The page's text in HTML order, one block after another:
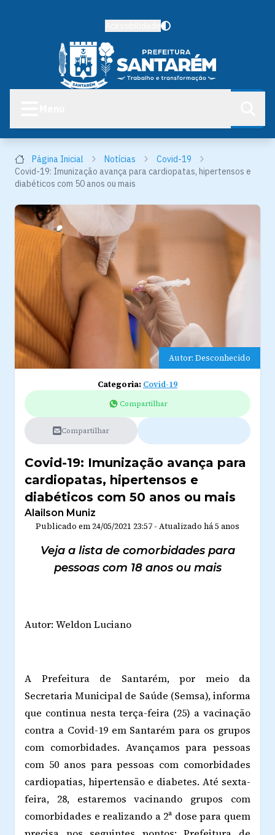
Página Inicial Notícias
Covid-19
Covid-19: Imunização avança para cardiopatas, hipertensos e
diabéticos com 50 anos ou mais
Autor: Desconhecido
Categoria: Covid-19
Compartilhar
Compartilhar
Covid-19: Imunização avança para
cardiopatas, hipertensos e
diabéticos com 50 anos ou mais
Alailson Muniz
Publicado em 24/05/2021 23:57 - Atualizado há 5 anos
Veja a lista de comorbidades para
pessoas com 18 anos ou mais
Autor: Weldon Luciano
A Prefeitura de Santarém, por meio da
Secretaria Municipal de Saúde (Semsa), informa
que continua nesta terça-feira (25) a vacinação
contra a Covid-19 em Santarém para os grupos
com comorbidades. Avançamos para pessoas
com 50 anos para pessoas com comorbidades
cardiopatias, hipertensão e diabetes. Até sexta-
feira, 28, estaremos vacinando grupos com
comorbidades e realizando a 2ª dose para quem